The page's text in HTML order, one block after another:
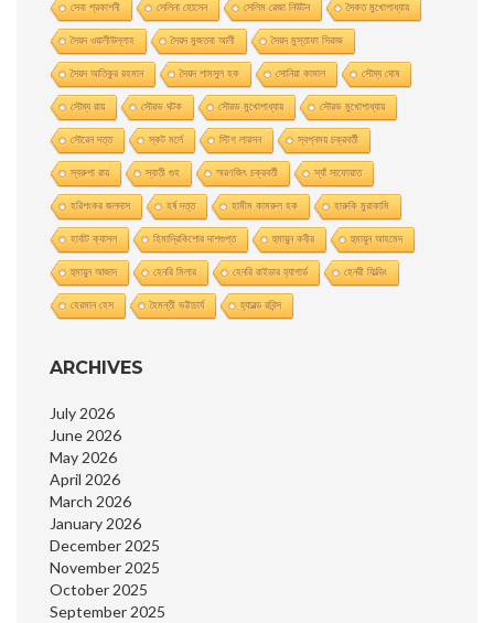
সেবা প্রকাশনী সেলিনা হােসেন সেলিম রেজা নিউটন সৈকত মুখোপাধ্যায়
সৈয়দ ওয়ালীউল্লাহ সৈয়দ মুজতবা আলী সৈয়দ মুস্তাফা সিরাজ
সৈয়দ আতিকুর রহমান সৈয়দ শামসুল হক সোনিয়া কামাল সৌম্য ঘােষ
সৌম্য রায় সৌরভ ঘটক সৌরভ মুখােপাধ্যায় সৌরভ মুখোপাধ্যায়
সৌরেন দত্ত স্কট মর্লে স্টিগ লারসন স্বপ্নময় চক্রবর্তী
স্বরুপা রায় স্বাতী গুহ স্মরণজিৎ চক্রবর্তী স্যাঁ সাফোয়াত
হরিশংকর জলদাস হর্ষ দত্ত হামীম কামরুল হক হারুকি মুরাকামি
হার্বাট ক্যাসল হিমাদ্রিকিশাের দাশগুপ্ত হুমায়ুন কবীর হুমায়ূন আহমেদ
হুমায়ুন আজাদ হেনরি মিলার হেনরি রাইডার হ্যাগার্ড হেনরী ফিল্ডিং
হেরমান হেস হৈমন্তী ভট্টাচার্য হ্যারল্ড রবিন্স
ARCHIVES
July 2026
June 2026
May 2026
April 2026
March 2026
January 2026
December 2025
November 2025
October 2025
September 2025